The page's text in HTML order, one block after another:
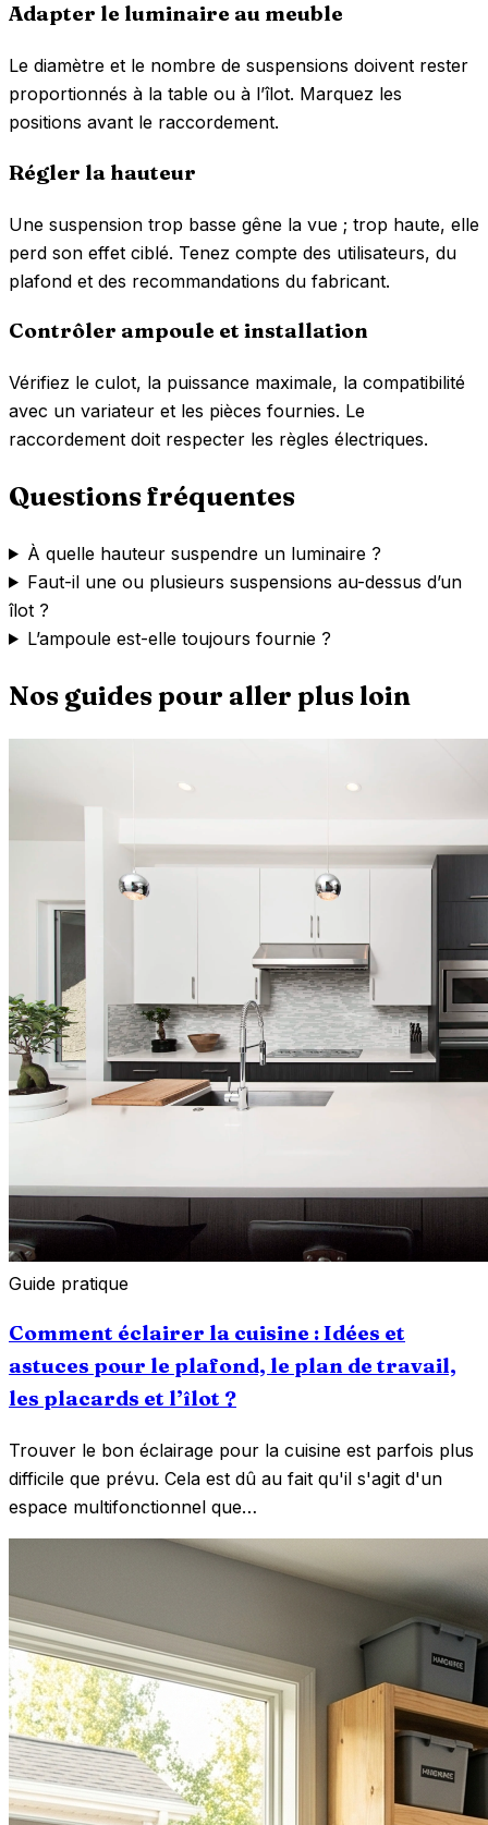
Adapter le luminaire au meuble
Le diamètre et le nombre de suspensions doivent rester
proportionnés à la table ou à l’îlot. Marquez les
positions avant le raccordement.
Régler la hauteur
Une suspension trop basse gêne la vue ; trop haute, elle
perd son effet ciblé. Tenez compte des utilisateurs, du
plafond et des recommandations du fabricant.
Contrôler ampoule et installation
Vérifiez le culot, la puissance maximale, la compatibilité
avec un variateur et les pièces fournies. Le
raccordement doit respecter les règles électriques.
Questions fréquentes
À quelle hauteur suspendre un luminaire ?
Faut-il une ou plusieurs suspensions au-dessus d’un
îlot ?
L’ampoule est-elle toujours fournie ?
Nos guides pour aller plus loin
Guide pratique
Comment éclairer la cuisine : Idées et
astuces pour le plafond, le plan de travail,
les placards et l’îlot ?
Trouver le bon éclairage pour la cuisine est parfois plus
difficile que prévu. Cela est dû au fait qu'il s'agit d'un
espace multifonctionnel que…